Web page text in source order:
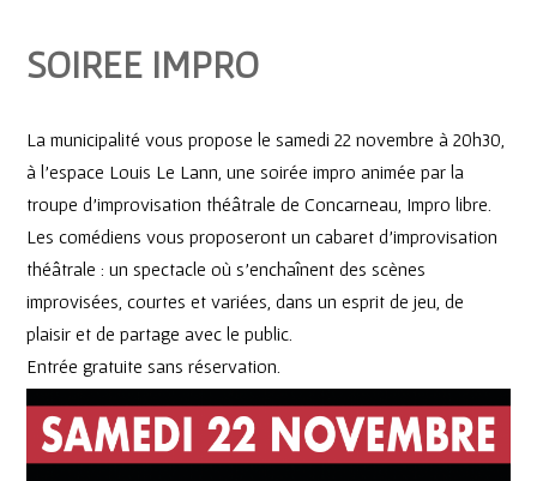
SOIREE IMPRO
La municipalité vous propose le samedi 22 novembre à 20h30,
à l’espace Louis Le Lann, une soirée impro animée par la
troupe d’improvisation théâtrale de Concarneau, Impro libre.
Les comédiens vous proposeront un cabaret d’improvisation
théâtrale : un spectacle où s’enchaînent des scènes
improvisées, courtes et variées, dans un esprit de jeu, de
plaisir et de partage avec le public.
Entrée gratuite sans réservation.